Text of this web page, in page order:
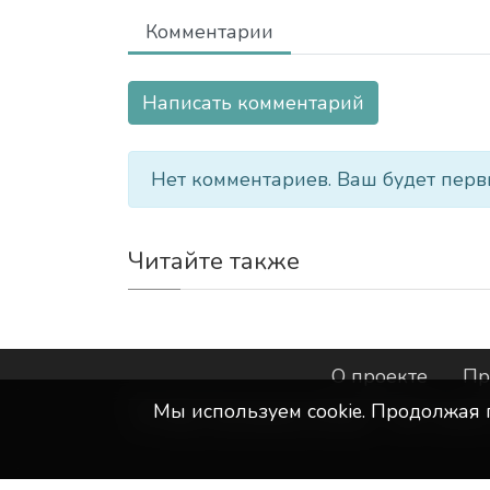
Комментарии
Написать комментарий
Нет комментариев. Ваш будет
Читайте также
О проекте
©ООО "Интернет-Курск"- Все
Мы используем сookie. Продолжая